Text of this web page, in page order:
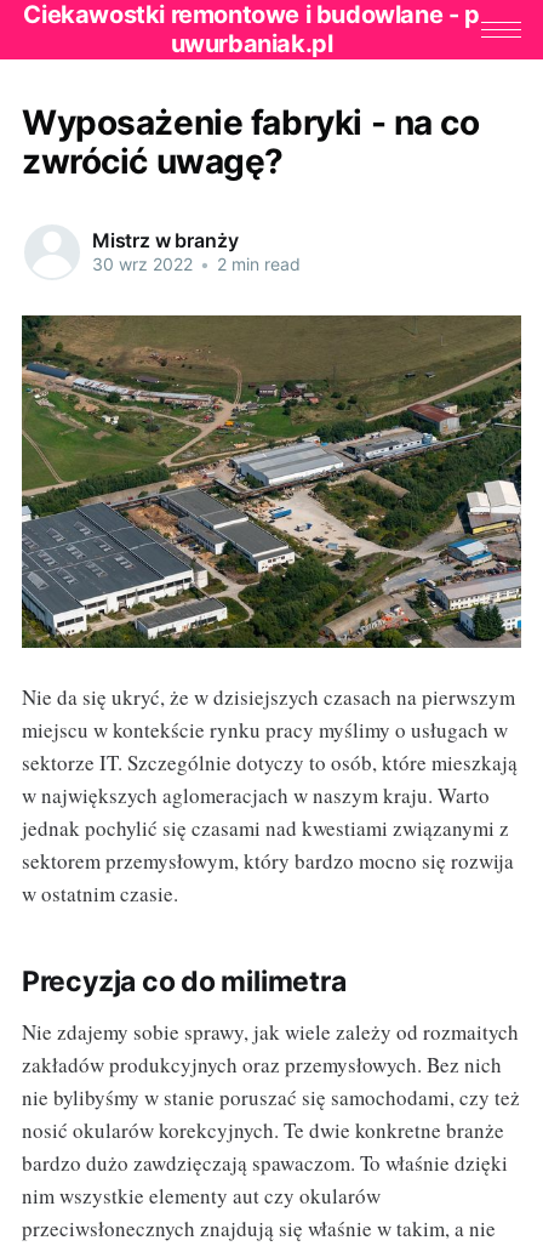
Ciekawostki remontowe i budowlane - p
uwurbaniak.pl
Wyposażenie fabryki - na co
zwrócić uwagę?
Mistrz w branży
30 wrz 2022 • 2 min read
Nie da się ukryć, że w dzisiejszych czasach na pierwszym
miejscu w kontekście rynku pracy myślimy o usługach w
sektorze IT. Szczególnie dotyczy to osób, które mieszkają
w największych aglomeracjach w naszym kraju. Warto
jednak pochylić się czasami nad kwestiami związanymi z
sektorem przemysłowym, który bardzo mocno się rozwija
w ostatnim czasie.
Precyzja co do milimetra
Nie zdajemy sobie sprawy, jak wiele zależy od rozmaitych
zakładów produkcyjnych oraz przemysłowych. Bez nich
nie bylibyśmy w stanie poruszać się samochodami, czy też
nosić okularów korekcyjnych. Te dwie konkretne branże
bardzo dużo zawdzięczają spawaczom. To właśnie dzięki
nim wszystkie elementy aut czy okularów
przeciwsłonecznych znajdują się właśnie w takim, a nie